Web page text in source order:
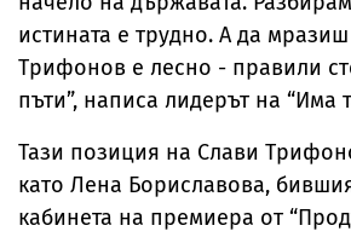
истината е трудно. А да
Трифонов е лесно - правили
пъти”, написа лидерът на “Има
Тази позиция на Слави
като Лена Бориславова,
кабинета на премиера от